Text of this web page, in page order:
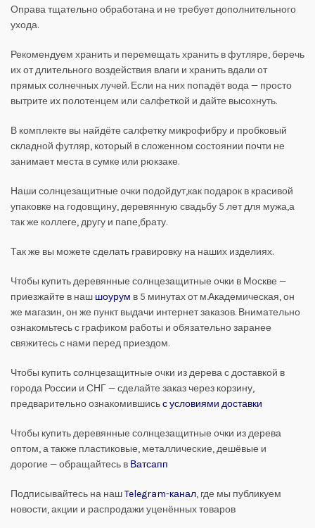
Оправа тщательно обработана и не требует дополнительного
ухода.
Рекомендуем хранить и перемещать хранить в футляре, беречь
их от длительного воздействия влаги и хранить вдали от
прямых солнечных лучей. Если на них попадёт вода — просто
вытрите их полотенцем или салфеткой и дайте высохнуть.
В комплекте вы найдёте салфетку микрофибру и пробковый
складной футляр, который в сложенном состоянии почти не
занимает места в сумке или рюкзаке.
Наши солнцезащитные очки подойдут,как подарок в красивой
упаковке на годовщину, деревянную свадьбу 5 лет для мужа,а
так же коллеге, другу и папе,брату.
Так же вы можете сделать гравировку на наших изделиях.
Чтобы купить деревянные солнцезащитные очки в Москве —
приезжайте в наш шоурум в 5 минутах от м.Академическая, он
же магазин, он же пункт выдачи интернет заказов. Внимательно
ознакомьтесь с графиком работы и обязательно заранее
свяжитесь с нами перед приездом.
Чтобы купить солнцезащитные очки из дерева с доставкой в
города России и СНГ — сделайте заказ через корзину,
предварительно ознакомившисьс условиями доставки
Чтобы купить деревянные солнцезащитные очки из дерева
оптом, а также пластиковые, металлические, дешёвые и
дорогие — обращайтесь в Ватсапп
Подписывайтесь на нашTelegram-канал, где мы публикуем
новости, акции и распродажи уценённых товаров